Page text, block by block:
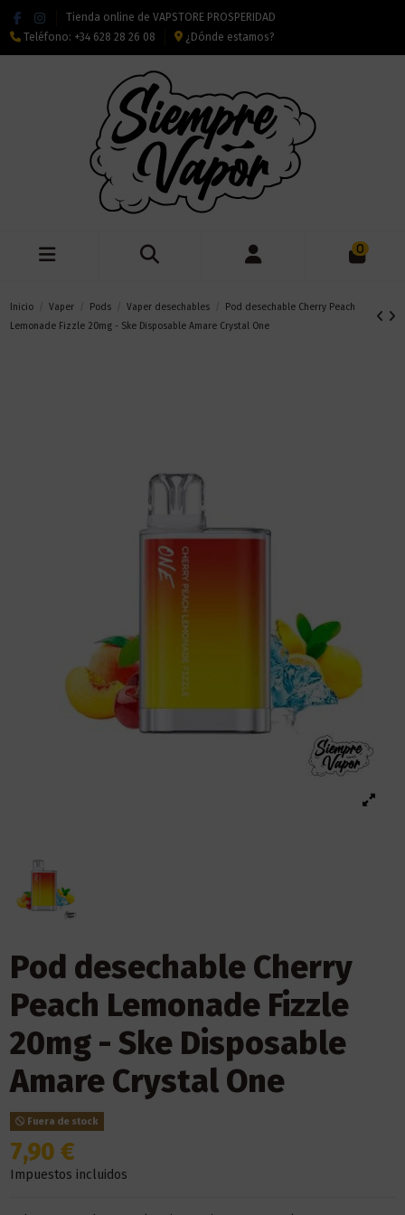
Tienda online de VAPSTORE PROSPERIDAD
Teléfono: +34 628 28 26 08 ¿Dónde estamos?
0
Inicio Vaper Pods Vaper desechables
Pod desechable Cherry Peach
Lemonade Fizzle 20mg - Ske Disposable Amare Crystal One
Pod desechable Cherry
Peach Lemonade Fizzle
20mg - Ske Disposable
Amare Crystal One
Fuera de stock
7,90 €
Impuestos incluidos